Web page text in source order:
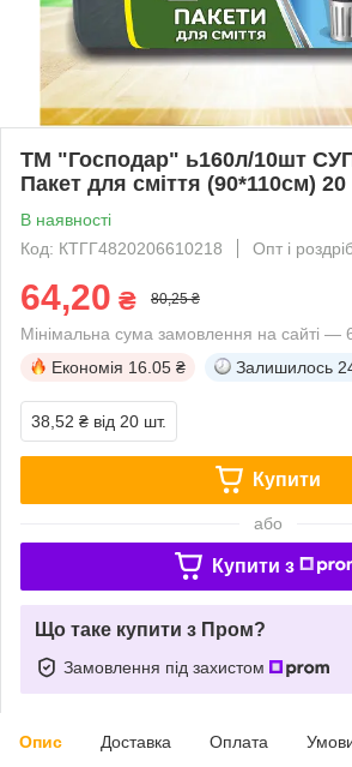
ТМ "Господар" ь160л/10шт
Пакет для сміття (90*110см)
В наявності
Код: КТГГ4820206610218
Опт і
64,20 ₴ 80,25 ₴
Мінімальна сума замовлення на сайті —
Економія 16.05 ₴ Залишилось
38,52 ₴ від 20 шт.
Купити
або
Купити з
Що таке купити з Пром?
Замовлення під захистом
Опис Доставка Оплата